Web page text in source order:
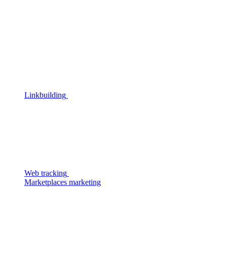
Linkbuilding
Web tracking
Marketplaces marketing